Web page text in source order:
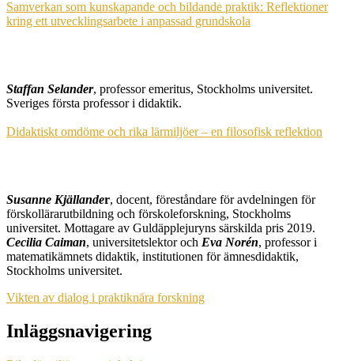
Samverkan som kunskapande och bildande praktik: Reflektioner
kring ett utvecklingsarbete i anpassad grundskola
Staffan Selander, professor emeritus, Stockholms universitet.
Sveriges första professor i didaktik.
Didaktiskt omdöme och rika lärmiljöer – en filosofisk reflektion
Susanne Kjällander, docent, föreståndare för avdelningen för
förskollärarutbildning och förskoleforskning, Stockholms
universitet. Mottagare av Guldäpplejuryns särskilda pris 2019.
Cecilia Caiman, universitetslektor och Eva Norén, professor i
matematikämnets didaktik, institutionen för ämnesdidaktik,
Stockholms universitet.
Vikten av dialog i praktiknära forskning
Inläggsnavigering